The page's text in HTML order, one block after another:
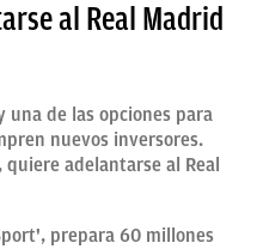
al Real Madrid
una de las opciones para
nuevos inversores.
adelantarse al Real
prepara 60 millones